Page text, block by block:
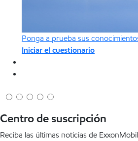
Ponga a prueba sus
Iniciar el cuestionario
Centro de suscripción
Reciba las últimas noticias de